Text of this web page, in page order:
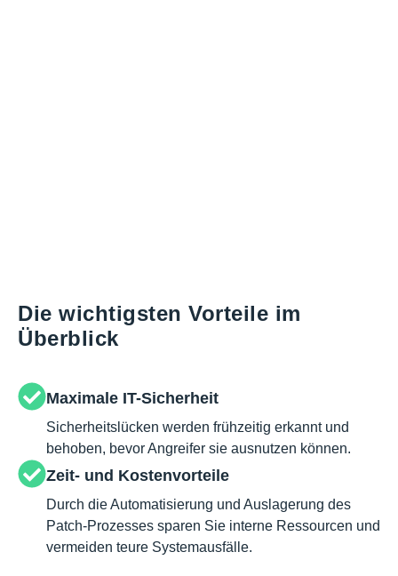
Die wichtigsten Vorteile im
Überblick
Maximale IT-Sicherheit
Sicherheitslücken werden frühzeitig erkannt und
behoben, bevor Angreifer sie ausnutzen können.
Zeit- und Kostenvorteile
Durch die Automatisierung und Auslagerung des
Patch-Prozesses sparen Sie interne Ressourcen und
vermeiden teure Systemausfälle.